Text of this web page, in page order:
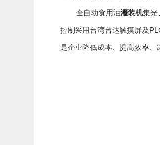
全自动食用油灌装机集光
控制采用台湾台达触摸屏及
是企业降低成本、提高效率、